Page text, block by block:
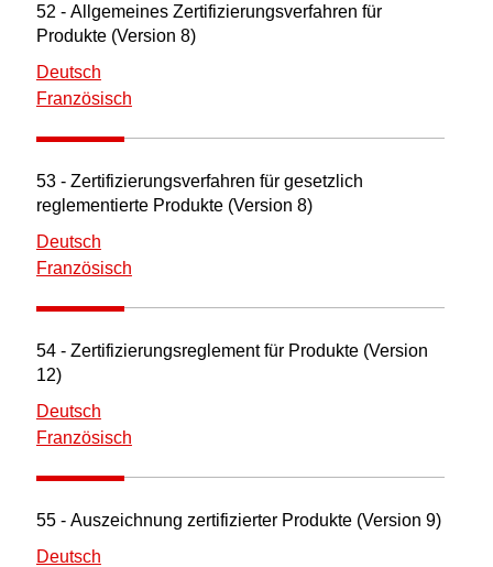
52 - Allgemeines Zertifizierungsverfahren für
Produkte (Version 8)
Deutsch
Französisch
53 - Zertifizierungsverfahren für gesetzlich
reglementierte Produkte (Version 8)
Deutsch
Französisch
54 - Zertifizierungsreglement für Produkte (Version
12)
Deutsch
Französisch
55 - Auszeichnung zertifizierter Produkte (Version 9)
Deutsch